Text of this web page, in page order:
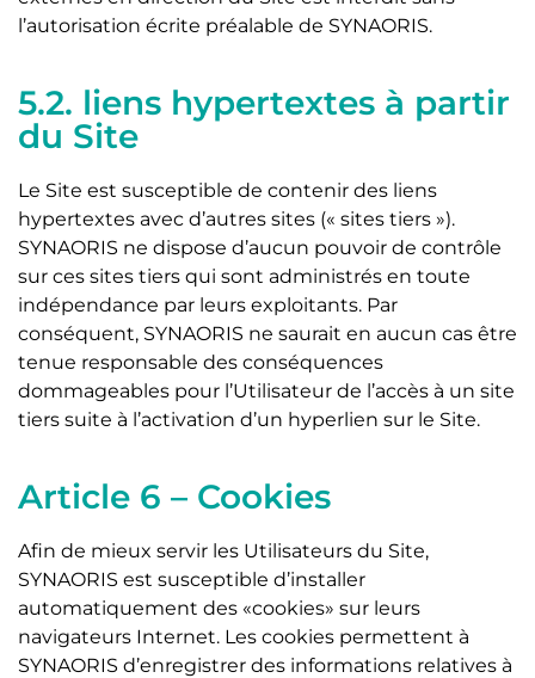
l’autorisation écrite préalable de SYNAORIS.
5.2. liens hypertextes à partir
du Site
Le Site est susceptible de contenir des liens
hypertextes avec d’autres sites (« sites tiers »).
SYNAORIS ne dispose d’aucun pouvoir de contrôle
sur ces sites tiers qui sont administrés en toute
indépendance par leurs exploitants. Par
conséquent, SYNAORIS ne saurait en aucun cas être
tenue responsable des conséquences
dommageables pour l’Utilisateur de l’accès à un site
tiers suite à l’activation d’un hyperlien sur le Site.
Article 6 – Cookies
Afin de mieux servir les Utilisateurs du Site,
SYNAORIS est susceptible d’installer
automatiquement des «cookies» sur leurs
navigateurs Internet. Les cookies permettent à
SYNAORIS d’enregistrer des informations relatives à